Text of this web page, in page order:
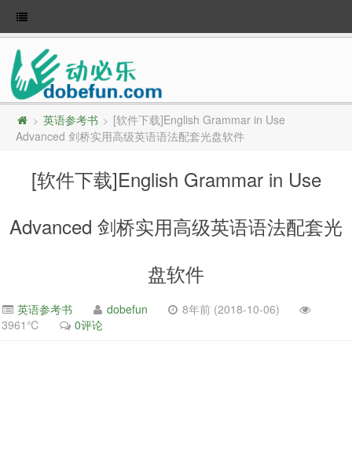
> 英语参考书 > [软件下载]English Grammar in Use
Advanced 剑桥实用高级英语语法配套光盘软件
[软件下载]English Grammar in Use
Advanced 剑桥实用高级英语语法配套光
盘软件
英语参考书 dobefun
8年前 (2018-10-06)
3961℃
0评论